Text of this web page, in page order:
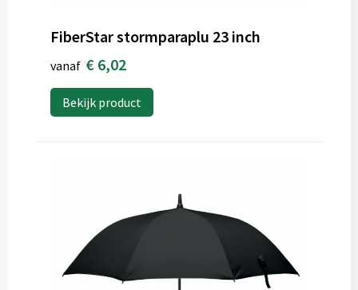
FiberStar stormparaplu 23 inch
vanaf € 6,02
Bekijk product